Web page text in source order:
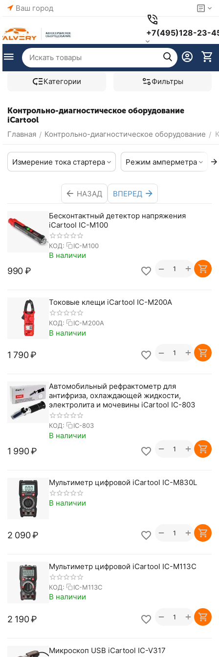
Ваш город
+7(495)128-23-
Категории Фильтры
Контрольно-диагностическое оборудование
iCartool
Главная / Контрольно-диагностическое оборудование /
Измерение тока стартера Режим амперметра
НАЗАД ВПЕРЕД
Бесконтактный детектор напряжения
iCartool IC-M100
КОД: IC-M100
В наличии
‍990‍₽ +
−
Токовые клещи iCartool IC-M200A
КОД: IC-M200A
В наличии
1 790₽ +
−
Автомобильный рефрактометр для
антифриза, охлаждающей жидкости,
электролита и мочевины iCartool IC-803
КОД: IC-803
В наличии
1 990₽ +
−
Мультиметр цифровой iCartool IC-M830L
В наличии
2 090₽ +
−
Мультиметр цифровой iCartool IC-M113C
КОД: IC-M113C
В наличии
2 190₽ +
−
Микроскоп USB iCartool IC-V317